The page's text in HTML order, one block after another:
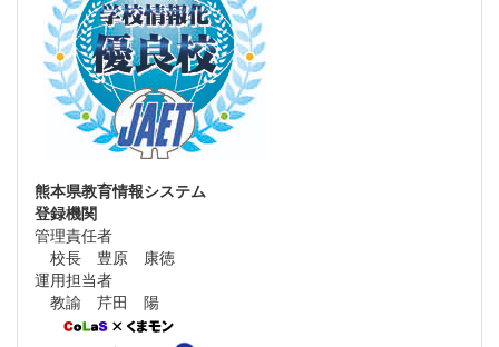
熊本県教育情報システム
登録機関
管理責任者
校長 豊原 康徳
運用担当者
教諭 芹田 陽